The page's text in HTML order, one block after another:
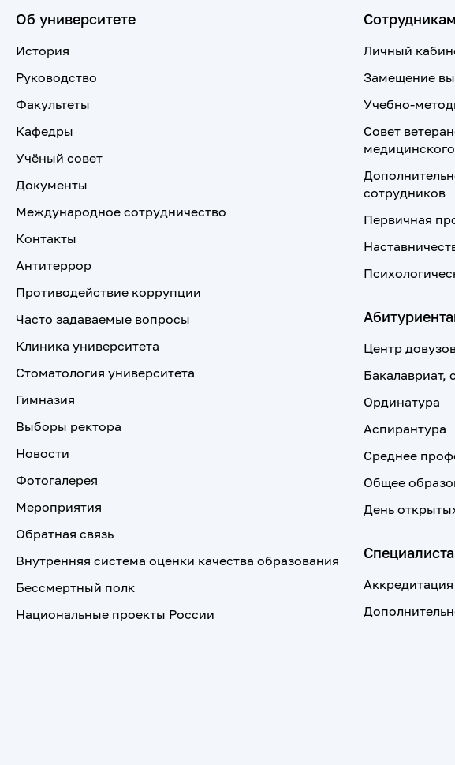
Об университете
История
Руководство
Факультеты
Кафедры
Учёный совет
Документы
Международное сотрудничество
Контакты
Антитеррор
Противодействие коррупции
Часто задаваемые вопросы
Клиника университета
Стоматология университета
Гимназия
Выборы ректора
Новости
Фотогалерея
Мероприятия
Обратная связь
Внутренняя система оценки качества образования
Бессмертный полк
Национальные проекты России
Сотрудникам
Личный
Замещение
Учебно-
Совет
сотрудников
Первичная
Центр
Бакалавриат,
Ординатура
Аспирантура
Среднее
Общее
День